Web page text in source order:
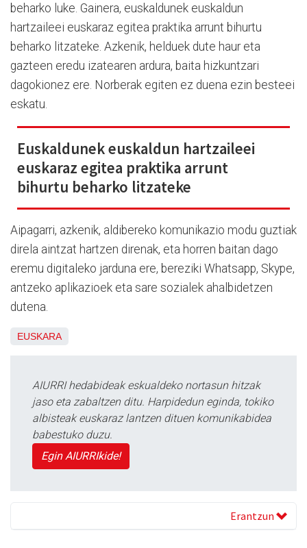
beharko luke. Gainera, euskaldunek euskaldun
hartzaileei euskaraz egitea praktika arrunt bihurtu
beharko litzateke. Azkenik, helduek dute haur eta
gazteen eredu izatearen ardura, baita hizkuntzari
dagokionez ere. Norberak egiten ez duena ezin besteei
eskatu.
Euskaldunek euskaldun hartzaileei
euskaraz egitea praktika arrunt
bihurtu beharko litzateke
Aipagarri, azkenik, aldibereko komunikazio modu guztiak
direla aintzat hartzen direnak, eta horren baitan dago
eremu digitaleko jarduna ere, bereziki Whatsapp, Skype,
antzeko aplikazioek eta sare sozialek ahalbidetzen
dutena.
EUSKARA
AIURRI hedabideak eskualdeko nortasun hitzak
jaso eta zabaltzen ditu. Harpidedun eginda, tokiko
albisteak euskaraz lantzen dituen komunikabidea
babestuko duzu.
Egin AIURRIkide!
Erantzun